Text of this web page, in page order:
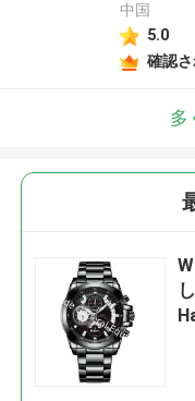
中国
5.0
確認
多